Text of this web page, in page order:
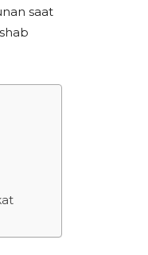
saat